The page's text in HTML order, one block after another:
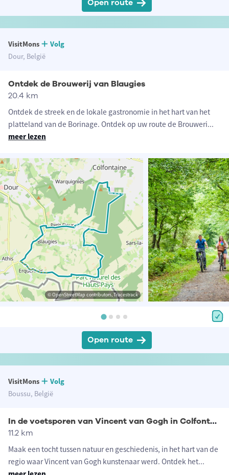
Open route
VisitMons
Volg
Dour, België
Ontdek de Brouwerij van Blaugies
20.4 km
Ontdek de streek en de lokale gastronomie in het hart van het
platteland van de Borinage. Ontdek op uw route de Brouweri...
meer lezen
© OpenStreetMap contributors, Tracestrack
Open route
VisitMons
Volg
Boussu, België
In de voetsporen van Vincent van Gogh in Colfontaine
11.2 km
Maak een tocht tussen natuur en geschiedenis, in het hart van de
regio waar Vincent van Gogh kunstenaar werd. Ontdek het...